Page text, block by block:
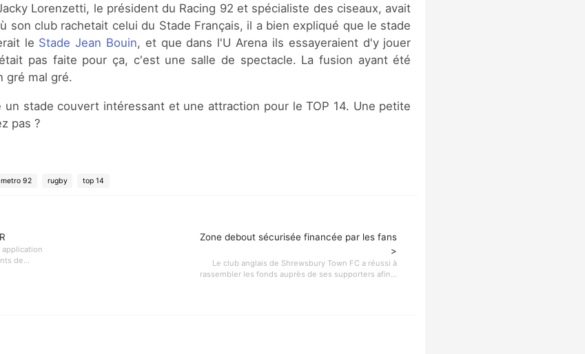
Lorenzetti, le président du Racing 92 et spécialiste des ciseaux, avait
son club rachetait celui du Stade Français, il a bien expliqué que le stade
le Stade Jean Bouin, et que dans l'U Arena ils essayeraient d'y jouer
pas faite pour ça, c'est une salle de spectacle. La fusion ayant été
gré mal gré.
un stade couvert intéressant et une attraction pour le TOP 14. Une petite
pas ?
92 rugby top 14
de...
Zone debout sécurisée financée par les fans
>
Le club anglais de Shrewsbury Town FC a réussi à
rassembler les fonds auprès de ses supporters afin...